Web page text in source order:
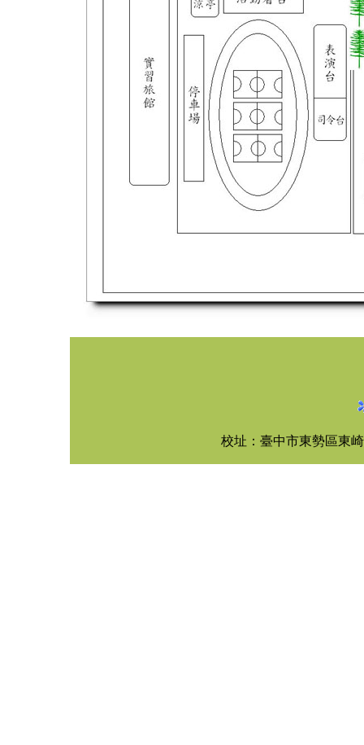
校址：臺中市東勢區東